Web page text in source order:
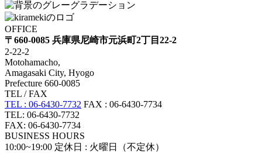
OFFICE
〒660-0085 兵庫県尼崎市元浜町2丁目22-2
2-22-2
Motohamacho,
Amagasaki City, Hyogo
Prefecture 660-0085
TEL / FAX
TEL : 06-6430-7732 FAX : 06-6430-7734
TEL: 06-6430-7732
FAX: 06-6430-7734
BUSINESS HOURS
10:00~19:00 定休日 : 火曜日（不定休）